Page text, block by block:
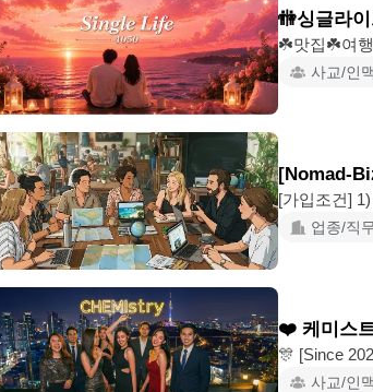
🚻싱글라
☘️맛집☘️여
사 💕즐겁고 행복한 건
사항 있음-벙주재량) 🌈열심히 살아온 4050 싱글
다~~^^ 🌈
사교/인맥
[Nomad-
[가입조건] 1) ~ 49세 낮시간 여유 2) Nomad(노마드) 라이프스타일 추구 3) 비즈니
스에 종사하거나 준비 [컨셉] 🤍 라이프스타
업종/직
❤️ 케미스
🎊 [Since 2025.12.10] 🎊 1️⃣ 👬 가입대상 👭
기.미.돌(기
사교/인맥